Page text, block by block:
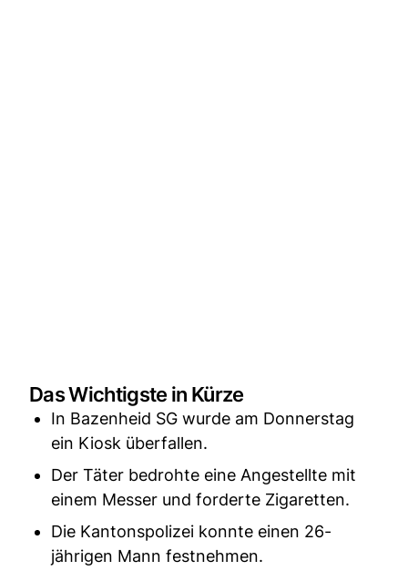
Das Wichtigste in Kürze
In Bazenheid SG wurde am Donnerstag
ein Kiosk überfallen.
Der Täter bedrohte eine Angestellte mit
einem Messer und forderte Zigaretten.
Die Kantonspolizei konnte einen 26-
jährigen Mann festnehmen.